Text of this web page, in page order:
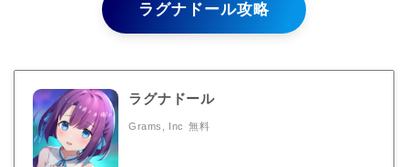
ラグナドール攻略
ラグナドール
Grams, Inc 無料